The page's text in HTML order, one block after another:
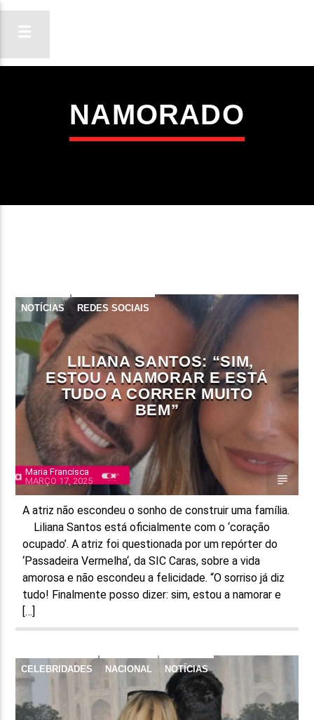
ON FM
LIGA-TE
FAIXA ATUAL
TÍTULO
ARTISTA
ON FM
NAMORADO
NOTÍCIAS REDES SOCIAIS
LILIANA SANTOS: “SIM,
ESTOU A NAMORAR E ESTÁ
TUDO A CORRER MUITO
BEM”
Maria Francisca
MARÇO 17, 2025
A atriz não escondeu o sonho de construir uma família.
Liliana Santos está oficialmente com o ‘coração
ocupado’. A atriz foi questionada por um repórter do
‘Passadeira Vermelha‘, da SIC Caras, sobre a vida
amorosa e não escondeu a felicidade. “O sorriso já diz
tudo! Finalmente posso dizer: sim, estou a namorar e
[…]
CELEBRIDADES NACIONAL NOTÍCIAS
REDES SOCIAIS